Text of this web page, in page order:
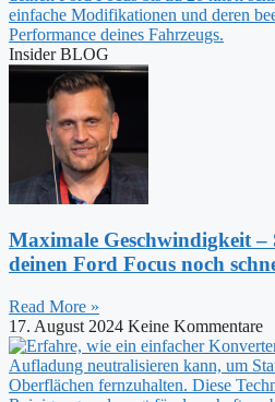
Insider BLOG
Maximale Geschwindigkeit –
deinen Ford Focus noch
Read More »
17. August 2024 Keine Kommentare